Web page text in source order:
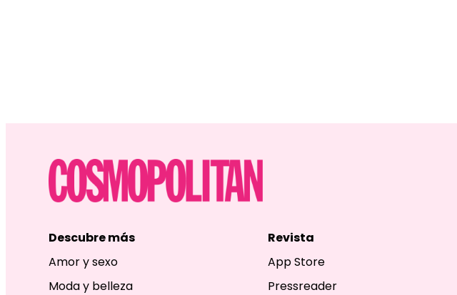
Descubre más
Amor y sexo
Moda y belleza
Revista
App Store
Pressreader